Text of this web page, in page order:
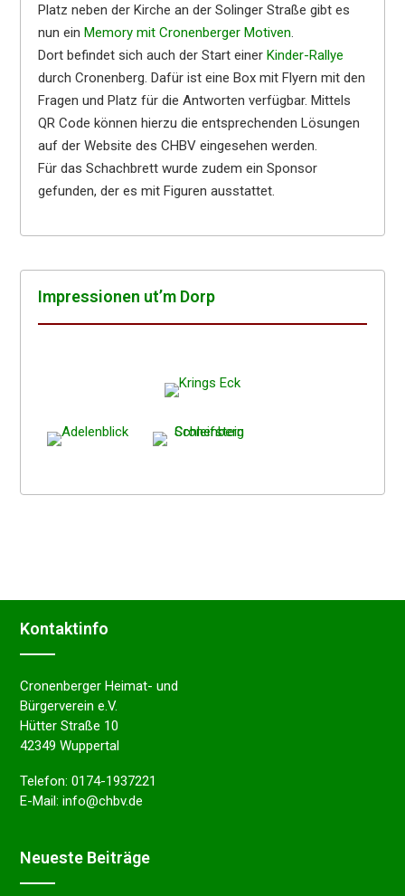
Platz neben der Kirche an der Solinger Straße gibt es
nun ein Memory mit Cronenberger Motiven.
Dort befindet sich auch der Start einer Kinder-Rallye
durch Cronenberg. Dafür ist eine Box mit Flyern mit den
Fragen und Platz für die Antworten verfügbar. Mittels
QR Code können hierzu die entsprechenden Lösungen
auf der Website des CHBV eingesehen werden.
Für das Schachbrett wurde zudem ein Sponsor
gefunden, der es mit Figuren ausstattet.
Impres­sio­nen ut’m Dorp
Kontakt­in­fo
Cronenberger Heimat- und
Bürgerverein e.V.
Hütter Straße 10
42349 Wuppertal
Telefon: 0174-1937221
E-Mail: info@chbv.de
Neues­te Beiträge